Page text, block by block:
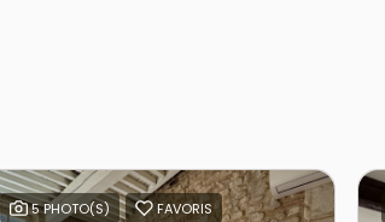
5 PHOTO(S) FAVORIS